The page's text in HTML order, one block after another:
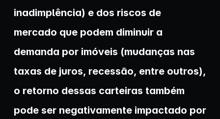
inadimplência) e dos riscos de
mercado que podem diminuir a
demanda por imóveis (mudanças nas
taxas de juros, recessão, entre outros),
o retorno dessas carteiras também
pode ser negativamente impactado por